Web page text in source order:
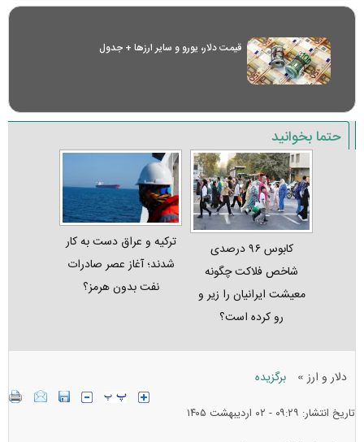
قیمت دلار، یورو و سایر ارز‌ها + جدول
حتما بخوانید
کابوس ۹۶ درصدی
شاخص فلاکت چگونه
معیشت ایرانیان را زیر و
رو کرده است؟
ترکیه و عراق دست به کار
شدند؛ آغاز عصر صادرات
نفت بدون هرمز؟
دلار و ارز » برگزیده
تاریخ انتشار: ۰۹:۲۹ - ۰۲ ارديبهشت ۱۴۰۵